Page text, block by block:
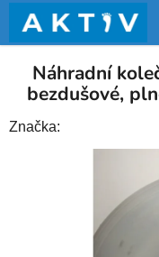
obsah
Náhradní
bezdušové,
Značka: